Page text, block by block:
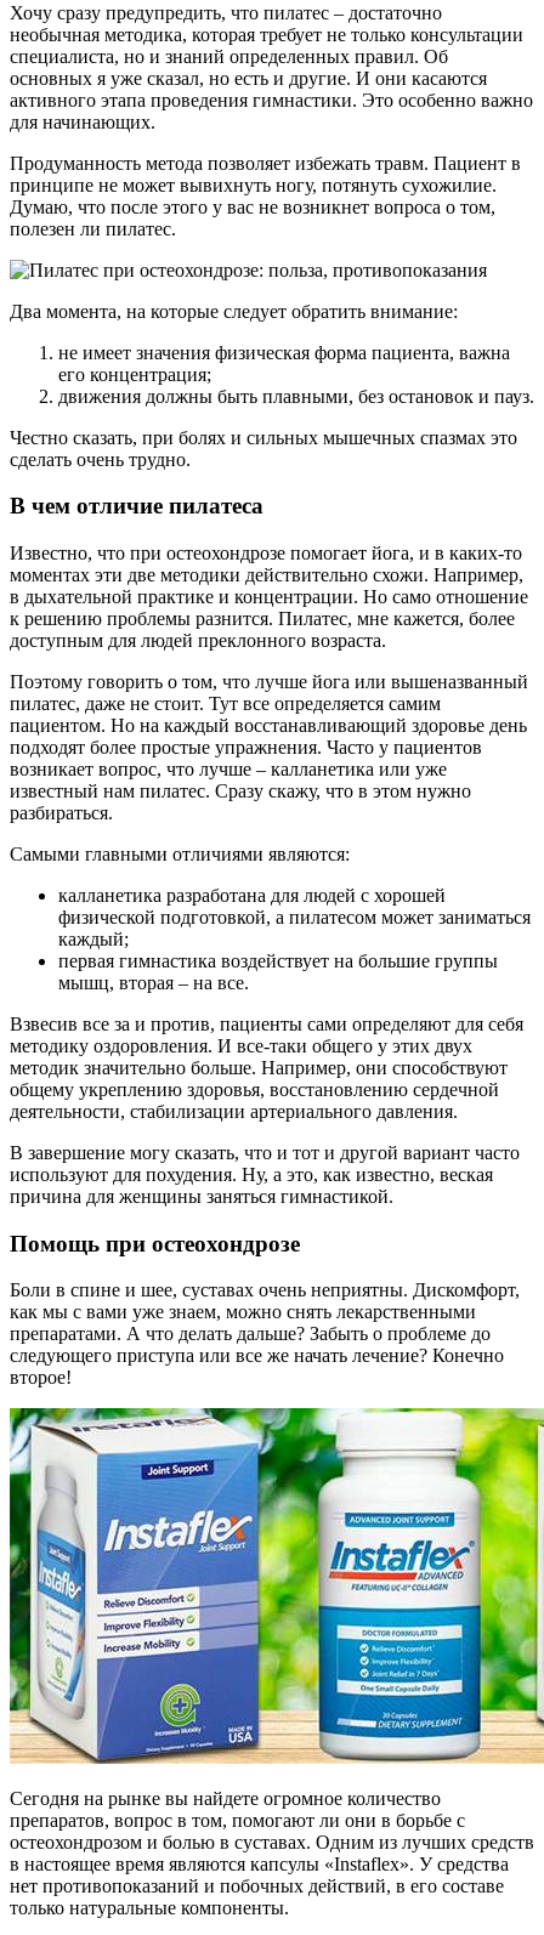
Хочу сразу предупредить, что пилатес – достаточно
необычная методика, которая требует не только консультации
специалиста, но и знаний определенных правил. Об
основных я уже сказал, но есть и другие. И они касаются
активного этапа проведения гимнастики. Это особенно важно
для начинающих.
Продуманность метода позволяет избежать травм. Пациент в
принципе не может вывихнуть ногу, потянуть сухожилие.
Думаю, что после этого у вас не возникнет вопроса о том,
полезен ли пилатес.
Два момента, на которые следует обратить внимание:
не имеет значения физическая форма пациента, важна
его концентрация;
движения должны быть плавными, без остановок и пауз.
Честно сказать, при болях и сильных мышечных спазмах это
сделать очень трудно.
В чем отличие пилатеса
Известно, что при остеохондрозе помогает йога, и в каких-то
моментах эти две методики действительно схожи. Например,
в дыхательной практике и концентрации. Но само отношение
к решению проблемы разнится. Пилатес, мне кажется, более
доступным для людей преклонного возраста.
Поэтому говорить о том, что лучше йога или вышеназванный
пилатес, даже не стоит. Тут все определяется самим
пациентом. Но на каждый восстанавливающий здоровье день
подходят более простые упражнения. Часто у пациентов
возникает вопрос, что лучше – калланетика или уже
известный нам пилатес. Сразу скажу, что в этом нужно
разбираться.
Самыми главными отличиями являются:
калланетика разработана для людей с хорошей
физической подготовкой, а пилатесом может заниматься
каждый;
первая гимнастика воздействует на большие группы
мышц, вторая – на все.
Взвесив все за и против, пациенты сами определяют для себя
методику оздоровления. И все-таки общего у этих двух
методик значительно больше. Например, они способствуют
общему укреплению здоровья, восстановлению сердечной
деятельности, стабилизации артериального давления.
В завершение могу сказать, что и тот и другой вариант часто
используют для похудения. Ну, а это, как известно, веская
причина для женщины заняться гимнастикой.
Помощь при остеохондрозе
Боли в спине и шее, суставах очень неприятны. Дискомфорт,
как мы с вами уже знаем, можно снять лекарственными
препаратами. А что делать дальше? Забыть о проблеме до
следующего приступа или все же начать лечение? Конечно
второе!
Сегодня на рынке вы найдете огромное количество
препаратов, вопрос в том, помогают ли они в борьбе с
остеохондрозом и болью в суставах. Одним из лучших средств
в настоящее время являются капсулы «Instaflex». У средства
нет противопоказаний и побочных действий, в его составе
только натуральные компоненты.